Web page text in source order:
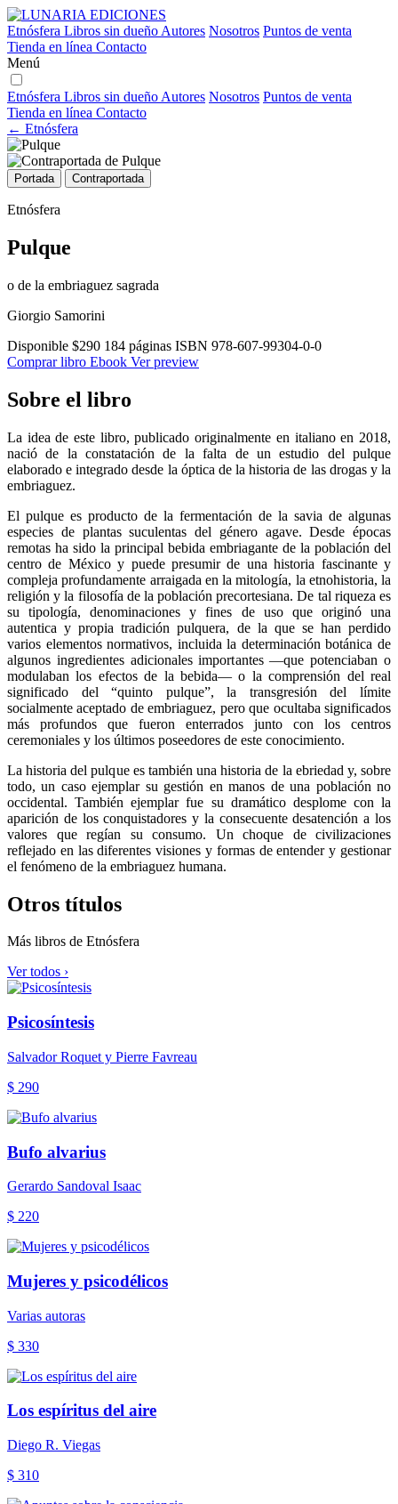
Etnósfera Libros sin dueño Autores Nosotros Puntos de venta
Tienda en línea Contacto
Menú
Etnósfera Libros sin dueño Autores Nosotros Puntos de venta
Tienda en línea Contacto
← Etnósfera
Portada Contraportada
Etnósfera
Pulque
o de la embriaguez sagrada
Giorgio Samorini
Disponible $290 184 páginas ISBN 978-607-99304-0-0
Comprar libro Ebook Ver preview
Sobre el libro
La idea de este libro, publicado originalmente en italiano en 2018,
nació de la constatación de la falta de un estudio del pulque
elaborado e integrado desde la óptica de la historia de las drogas y la
embriaguez.
El pulque es producto de la fermentación de la savia de algunas
especies de plantas suculentas del género agave. Desde épocas
remotas ha sido la principal bebida embriagante de la población del
centro de México y puede presumir de una historia fascinante y
compleja profundamente arraigada en la mitología, la etnohistoria, la
religión y la filosofía de la población precortesiana. De tal riqueza es
su tipología, denominaciones y fines de uso que originó una
autentica y propia tradición pulquera, de la que se han perdido
varios elementos normativos, incluida la determinación botánica de
algunos ingredientes adicionales importantes ―que potenciaban o
modulaban los efectos de la bebida― o la comprensión del real
significado del “quinto pulque”, la transgresión del límite
socialmente aceptado de embriaguez, pero que ocultaba significados
más profundos que fueron enterrados junto con los centros
ceremoniales y los últimos poseedores de este conocimiento.
La historia del pulque es también una historia de la ebriedad y, sobre
todo, un caso ejemplar su gestión en manos de una población no
occidental. También ejemplar fue su dramático desplome con la
aparición de los conquistadores y la consecuente desatención a los
valores que regían su consumo. Un choque de civilizaciones
reflejado en las diferentes visiones y formas de entender y gestionar
el fenómeno de la embriaguez humana.
Otros títulos
Más libros de Etnósfera
Ver todos ›
Psicosíntesis
Salvador Roquet y Pierre Favreau
$ 290
Bufo alvarius
Gerardo Sandoval Isaac
$ 220
Mujeres y psicodélicos
Varias autoras
$ 330
Los espíritus del aire
Diego R. Viegas
$ 310